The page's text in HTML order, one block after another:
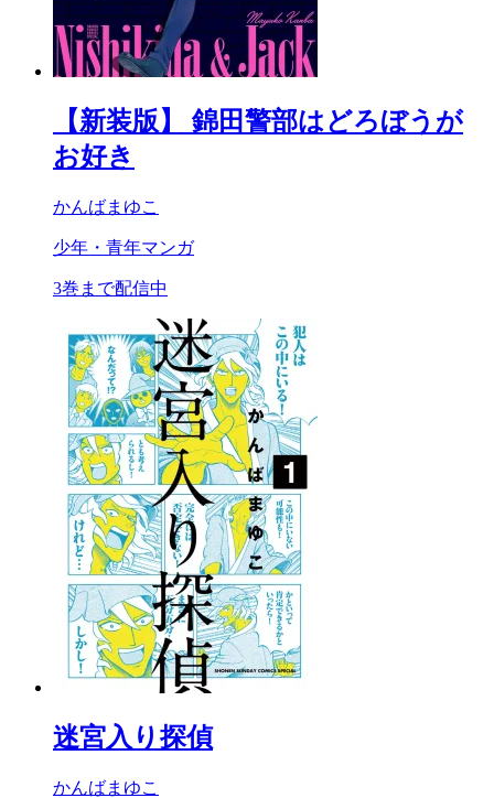
【新装版】 錦田警部はどろぼうが
お好き
かんばまゆこ
少年・青年マンガ
3巻まで配信中
迷宮入り探偵
かんばまゆこ